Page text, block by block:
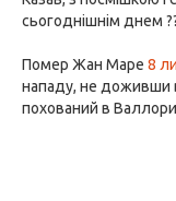
сьогоднішнім днем
Помер Жан Маре 8
нападу, не доживши
похований в